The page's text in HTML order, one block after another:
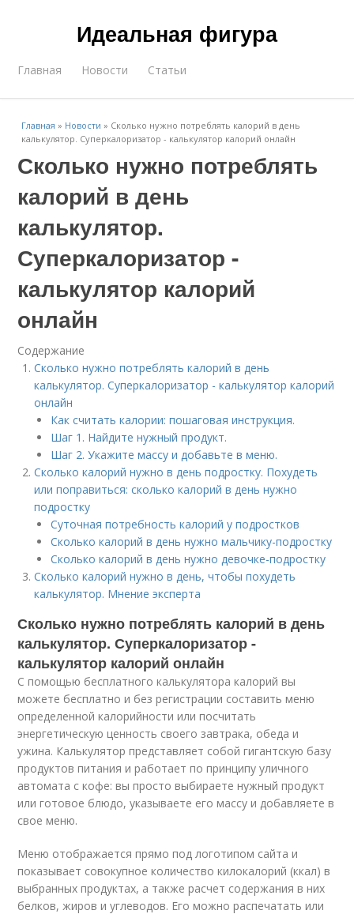
Идеальная фигура
Главная Новости Статьи
Главная » Новости » Сколько нужно потреблять калорий в день
калькулятор. Суперкалоризатор - калькулятор калорий онлайн
Сколько нужно потреблять
калорий в день
калькулятор.
Суперкалоризатор -
калькулятор калорий
онлайн
Содержание
Сколько нужно потреблять калорий в день
калькулятор. Суперкалоризатор - калькулятор калорий
онлайн
Как считать калории: пошаговая инструкция.
Шаг 1. Найдите нужный продукт.
Шаг 2. Укажите массу и добавьте в меню.
Сколько калорий нужно в день подростку. Похудеть
или поправиться: сколько калорий в день нужно
подростку
Суточная потребность калорий у подростков
Сколько калорий в день нужно мальчику-подростку
Сколько калорий в день нужно девочке-подростку
Сколько калорий нужно в день, чтобы похудеть
калькулятор. Мнение эксперта
Сколько нужно потреблять калорий в день
калькулятор. Суперкалоризатор -
калькулятор калорий онлайн
С помощью бесплатного калькулятора калорий вы
можете бесплатно и без регистрации составить меню
определенной калорийности или посчитать
энергетическую ценность своего завтрака, обеда и
ужина. Калькулятор представляет собой гигантскую базу
продуктов питания и работает по принципу уличного
автомата с кофе: вы просто выбираете нужный продукт
или готовое блюдо, указываете его массу и добавляете в
свое меню.
Меню отображается прямо под логотипом сайта и
показывает совокупное количество килокалорий (ккал) в
выбранных продуктах, а также расчет содержания в них
белков, жиров и углеводов. Его можно распечатать или